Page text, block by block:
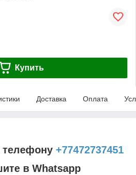
Купить
Доставка Оплата
телефону +77472737451
в Whatsapp